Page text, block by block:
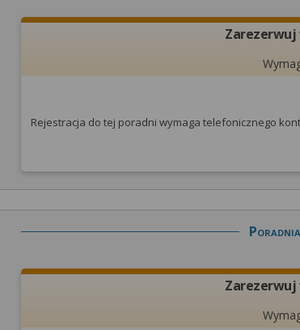
Rejestracja do tej poradni wymaga telefonicznego